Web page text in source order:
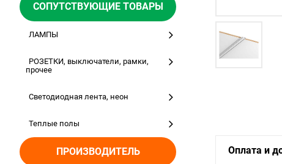
СОПУТСТВУЮЩИЕ ТОВАРЫ
ЛАМПЫ
РОЗЕТКИ, выключатели, рамки,
прочее
Светодиодная лента, неон
Теплые полы
ПРОИЗВОДИТЕЛЬ Оплата и